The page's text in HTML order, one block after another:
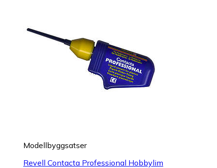
Modellbyggsatser
Revell Contacta Professional Hobbylim